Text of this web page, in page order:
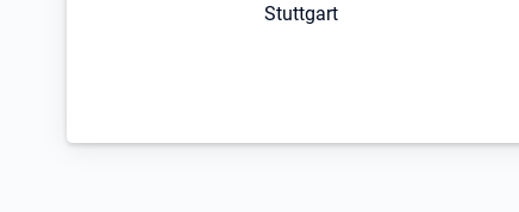
Stuttgart